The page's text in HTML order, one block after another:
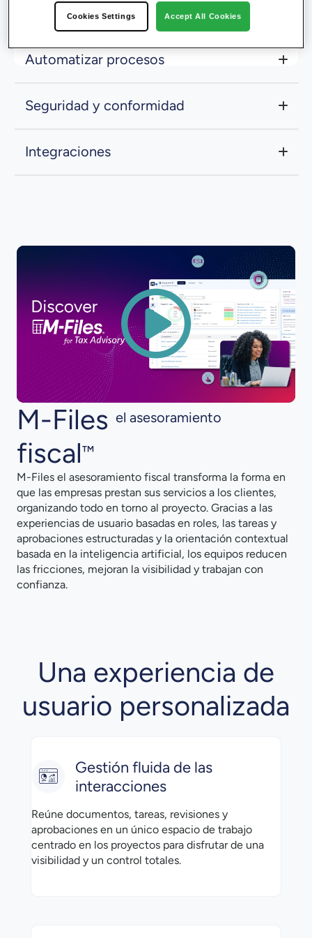
garantizando así que los equipos trabajen
siempre con los datos más recientes.
Automatizar procesos
Seguridad y conformidad
Integraciones
M-Files el asesoramiento
fiscal™
M-Files el asesoramiento fiscal transforma la forma en
que las empresas prestan sus servicios a los clientes,
organizando todo en torno al proyecto. Gracias a las
experiencias de usuario basadas en roles, las tareas y
aprobaciones estructuradas y la orientación contextual
basada en la inteligencia artificial, los equipos reducen
las fricciones, mejoran la visibilidad y trabajan con
confianza.
Una experiencia de
usuario personalizada
Gestión fluida de las
interacciones
Reúne documentos, tareas, revisiones y
aprobaciones en un único espacio de trabajo
centrado en los proyectos para disfrutar de una
visibilidad y un control totales.
Cookies Settings Accept All Cookies